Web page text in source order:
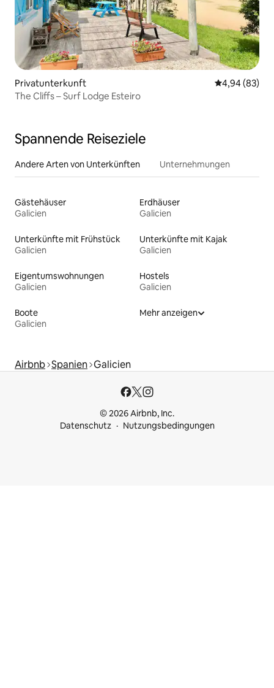
Privatunterkunft
4,94 (83)
The Cliffs – Surf Lodge Esteiro
Spannende Reiseziele
Andere Arten von Unterkünften Unternehmungen
Gästehäuser
Galicien
Erdhäuser
Galicien
Unterkünfte mit Frühstück
Galicien
Unterkünfte mit Kajak
Galicien
Eigentumswohnungen
Galicien
Hostels
Galicien
Boote
Galicien
Mehr anzeigen
Airbnb Spanien Galicien
© 2026 Airbnb, Inc.
Datenschutz
Nutzungsbedingungen